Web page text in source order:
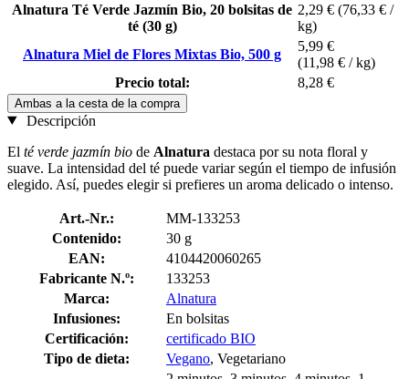
Alnatura Té Verde Jazmín Bio, 20 bolsitas de
té (30 g)
2,29 € (76,33 € /
kg)
Alnatura Miel de Flores Mixtas Bio, 500 g
5,99 €
(11,98 € / kg)
Precio total:
8,28 €
Ambas a la cesta de la compra
Descripción
El té verde jazmín bio de Alnatura destaca por su nota floral y
suave. La intensidad del té puede variar según el tiempo de infusión
elegido. Así, puedes elegir si prefieres un aroma delicado o intenso.
Art.-Nr.:
MM-133253
Contenido:
30 g
EAN:
4104420060265
Fabricante N.º:
133253
Marca:
Alnatura
Infusiones:
En bolsitas
Certificación:
certificado BIO
Tipo de dieta:
Vegano, Vegetariano